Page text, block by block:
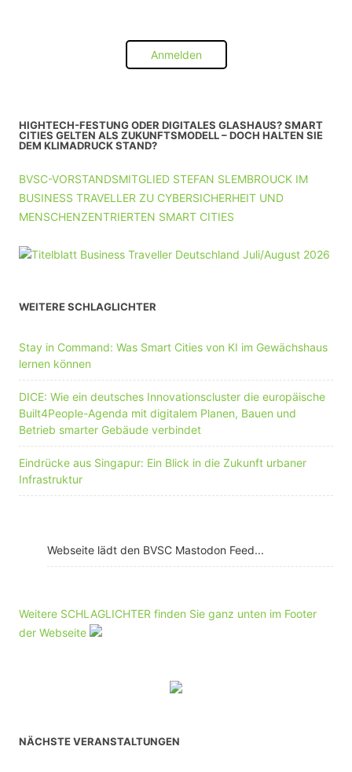
Anmelden
HIGHTECH-FESTUNG ODER DIGITALES GLASHAUS? SMART
CITIES GELTEN ALS ZUKUNFTSMODELL – DOCH HALTEN SIE
DEM KLIMADRUCK STAND?
BVSC-VORSTANDSMITGLIED STEFAN SLEMBROUCK IM
BUSINESS TRAVELLER ZU CYBERSICHERHEIT UND
MENSCHENZENTRIERTEN SMART CITIES
WEITERE SCHLAGLICHTER
Stay in Command: Was Smart Cities von KI im Gewächshaus
lernen können
DICE: Wie ein deutsches Innovationscluster die europäische
Built4People-Agenda mit digitalem Planen, Bauen und
Betrieb smarter Gebäude verbindet
Eindrücke aus Singapur: Ein Blick in die Zukunft urbaner
Infrastruktur
Webseite lädt den BVSC Mastodon Feed...
Weitere SCHLAGLICHTER finden Sie ganz unten im Footer
der Webseite
NÄCHSTE VERANSTALTUNGEN